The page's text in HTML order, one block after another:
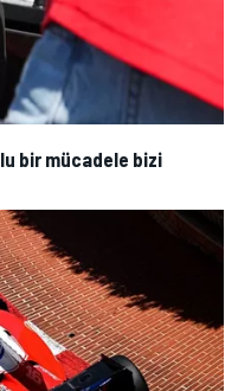
bir mücadele bizi